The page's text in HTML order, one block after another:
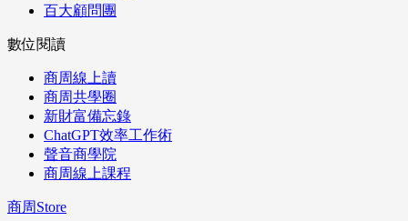
百大顧問團
數位閱讀
商周線上讀
商周共學圈
新財富備忘錄
ChatGPT效率工作術
聲音商學院
商周線上課程
商周Store